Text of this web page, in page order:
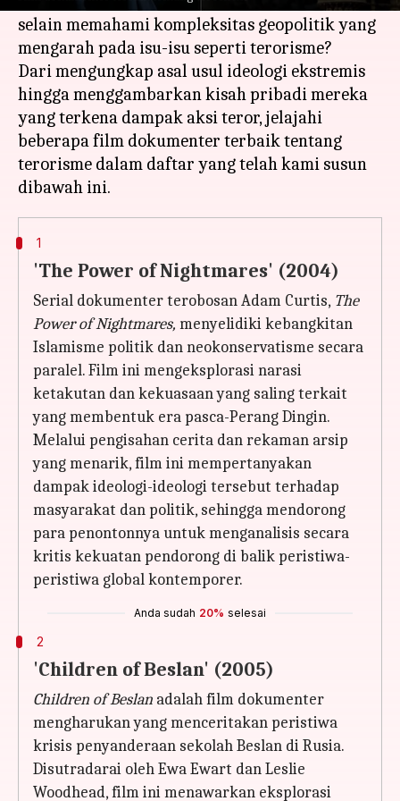
selain memahami kompleksitas geopolitik yang
mengarah pada isu-isu seperti terorisme?
Dari mengungkap asal usul ideologi ekstremis
hingga menggambarkan kisah pribadi mereka
yang terkena dampak aksi teror, jelajahi
beberapa film dokumenter terbaik tentang
terorisme dalam daftar yang telah kami susun
1
'The Power of Nightmares' (2004)
Serial dokumenter terobosan Adam Curtis, The
Power of Nightmares, menyelidiki kebangkitan
Islamisme politik dan neokonservatisme secara
paralel. Film ini mengeksplorasi narasi
ketakutan dan kekuasaan yang saling terkait
yang membentuk era pasca-Perang Dingin.
Melalui pengisahan cerita dan rekaman arsip
yang menarik, film ini mempertanyakan
dampak ideologi-ideologi tersebut terhadap
masyarakat dan politik, sehingga mendorong
para penontonnya untuk menganalisis secara
kritis kekuatan pendorong di balik peristiwa-
peristiwa global kontemporer.
Anda sudah 20% selesai
2
'Children of Beslan' (2005)
Children of Beslan adalah film dokumenter
mengharukan yang menceritakan peristiwa
krisis penyanderaan sekolah Beslan di Rusia.
Disutradarai oleh Ewa Ewart dan Leslie
Woodhead, film ini menawarkan eksplorasi